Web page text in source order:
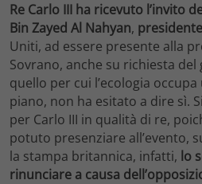
Re Carlo III ha ricevuto l’invito
Bin Zayed Al Nahyan, presidente
Uniti, ad essere presente alla
Sovrano, anche su richiesta
quello per cui l’ecologia
piano, non ha esitato a dire sì.
per Carlo III in qualità di re,
potuto presenziare all’evento,
la stampa britannica, infatti, lo
rinunciare a causa